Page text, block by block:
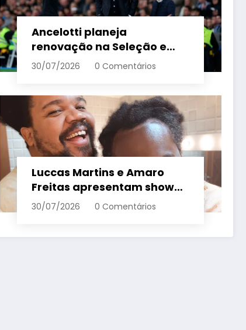
Ancelotti planeja
renovação na Seleção e
menciona termo de ciclo
30/07/2026 0 Comentários
Luccas Martins e Amaro
Freitas apresentam show
inédito e gratuito em
30/07/2026 0 Comentários